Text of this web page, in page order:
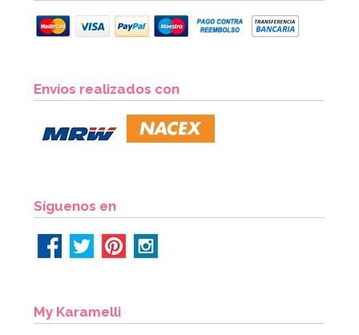
Envíos realizados con
Síguenos en
My Karamelli